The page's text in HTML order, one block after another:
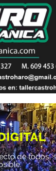
de todos,